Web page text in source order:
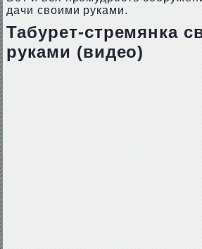
дачи своими руками.
Табурет-стремянка
руками (видео)